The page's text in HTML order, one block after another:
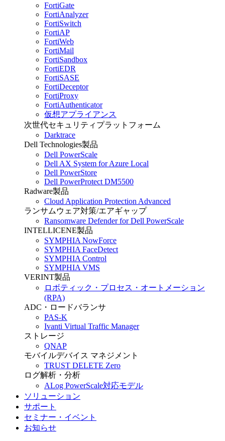
FortiGate
FortiAnalyzer
FortiSwitch
FortiAP
FortiWeb
FortiMail
FortiSandbox
FortiEDR
FortiSASE
FortiDeceptor
FortiProxy
FortiAuthenticator
仮想アプライアンス
次世代セキュリティプラットフォーム
Darktrace
Dell Technologies製品
Dell PowerScale
Dell AX System for Azure Local
Dell PowerStore
Dell PowerProtect DM5500
Radware製品
Cloud Application Protection Advanced
ランサムウェア対策/エアギャップ
Ransomware Defender for Dell PowerScale
INTELLICENE製品
SYMPHIA NowForce
SYMPHIA FaceDetect
SYMPHIA Control
SYMPHIA VMS
VERINT製品
ロボティック・プロセス・オートメーション
(RPA)
ADC・ロードバランサ
PAS-K
Ivanti Virtual Traffic Manager
ストレージ
QNAP
モバイルデバイス マネジメント
TRUST DELETE Zero
ログ解析・分析
ALog PowerScale対応モデル
ソリューション
サポート
セミナー・イベント
お知らせ